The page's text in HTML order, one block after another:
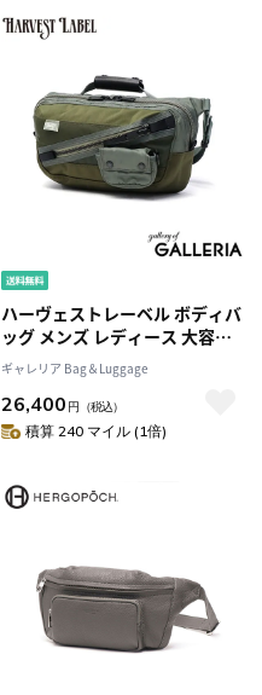
ハーヴェストレーベル ボディバ
ッグ メンズ レディース 大容量
本革 HARVEST LABEL バッグ
ブランド スリングバッグ 日本
製 A5 斜めがけバッグ ショルダ
ー ボディーバッグ 横 黒 おしゃ
ギャレリア Bag＆Luggage
26,400 円 （税込）
積算 240 マイル (1倍)